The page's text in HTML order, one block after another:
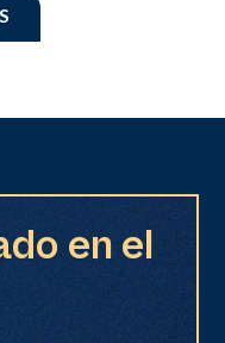
en el